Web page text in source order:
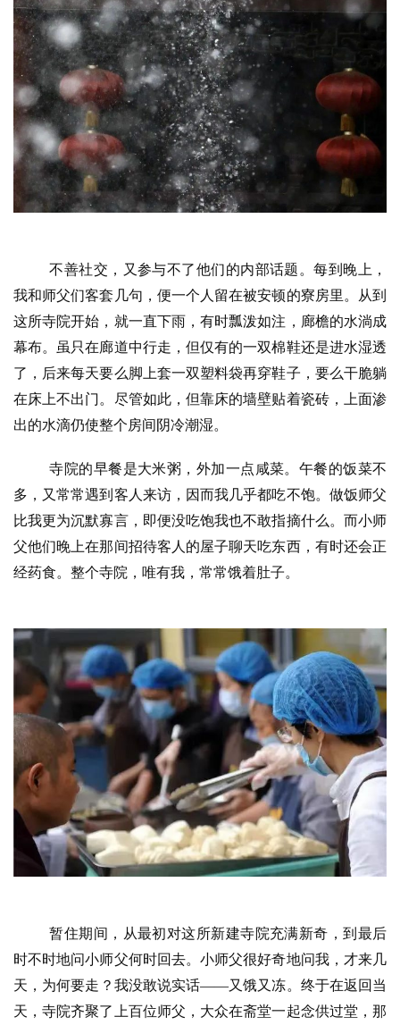
资
讯
僧
高
僧
访
谈
心
乐
菩
提
公
益
不善社交，又参与不了他们的内部话题。每到晚上，
我和师父们客套几句，便一个人留在被安顿的寮房里。从到
这所寺院开始，就一直下雨，有时瓢泼如注，廊檐的水淌成
幕布。虽只在廊道中行走，但仅有的一双棉鞋还是进水湿透
了，后来每天要么脚上套一双塑料袋再穿鞋子，要么干脆躺
在床上不出门。尽管如此，但靠床的墙壁贴着瓷砖，上面渗
出的水滴仍使整个房间阴冷潮湿。
寺院的早餐是大米粥，外加一点咸菜。午餐的饭菜不
多，又常常遇到客人来访，因而我几乎都吃不饱。做饭师父
比我更为沉默寡言，即便没吃饱我也不敢指摘什么。而小师
父他们晚上在那间招待客人的屋子聊天吃东西，有时还会正
经药食。整个寺院，唯有我，常常饿着肚子。
暂住期间，从最初对这所新建寺院充满新奇，到最后
时不时地问小师父何时回去。小师父很好奇地问我，才来几
天，为何要走？我没敢说实话——又饿又冻。终于在返回当
天，寺院齐聚了上百位师父，大众在斋堂一起念供过堂，那